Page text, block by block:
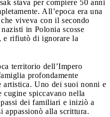
stava per compiere 50 anni
All’epoca era una
viveva con il secondo
in Polonia scosse
e rifiutò di ignorare la
territorio dell’Impero
profondamente
artistica. Uno dei suoi nonni e
spiccavano nella
dei familiari e iniziò a
appassionò alla scrittura.